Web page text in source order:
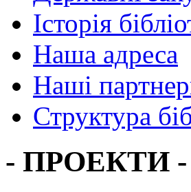
Історія
Наша адреса
Наші
Структура
- ПРОЕКТИ -